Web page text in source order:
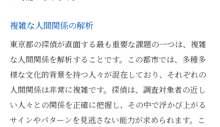
複雑な人間関係の解析
東京都の探偵が直面する最も重要な課題の一つは、複雑
な人間関係を解析することです。この都市では、多種多
様な文化的背景を持つ人々が混在しており、それぞれの
人間関係は非常に複雑です。探偵は、調査対象者の近し
い人々との関係を正確に把握し、その中で浮かび上がる
サインやパターンを見逃さない能力が求められます。こ